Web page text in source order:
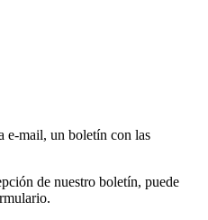
e-mail, un boletín con las
de nuestro boletín, puede